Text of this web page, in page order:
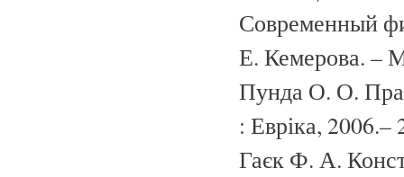
Современный
Е. Кемерова. –
Пунда О. О.
: Евріка, 2006.–
Гаєк Ф. А.